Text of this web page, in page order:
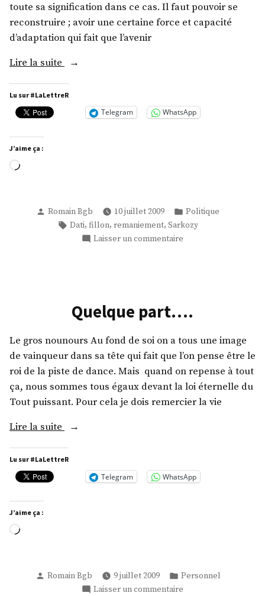
toute sa signification dans ce cas. Il faut pouvoir se
reconstruire ; avoir une certaine force et capacité
d’adaptation qui fait que l’avenir
Lire la suite
« Pertes
fracas »
Lu sur #LaLettreR
Telegram WhatsApp
J’aime ça :
Chargement…
Publié
par
Romain Bgb 10 juillet 2009
Publié
dans
Politique
Étiquettes :
Dati, fillon, remaniement, Sarkozy
Laisser un commentaire
Quelque part….
Le gros nounours Au fond de soi on a tous une image
de vainqueur dans sa tête qui fait que l’on pense être le
roi de la piste de dance. Mais quand on repense à tout
ça, nous sommes tous égaux devant la loi éternelle du
Tout puissant. Pour cela je dois remercier la vie
Lire la suite
« Quelque
Lu sur #LaLettreR
Telegram WhatsApp
J’aime ça :
Chargement…
Publié
Romain Bgb 9 juillet 2009
Publié
dans
Personnel
Laisser un commentaire